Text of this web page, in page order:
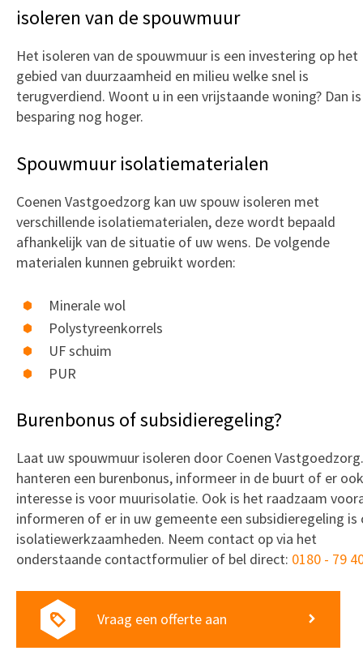
isoleren van de spouwmuur
Het isoleren van de spouwmuur is een investering op het
gebied van duurzaamheid en milieu welke snel is
terugverdiend. Woont u in een vrijstaande woning? Dan
besparing nog hoger.
Spouwmuur isolatiematerialen
Coenen Vastgoedzorg kan uw spouw isoleren met
verschillende isolatiematerialen, deze wordt bepaald
afhankelijk van de situatie of uw wens. De volgende
materialen kunnen gebruikt worden:
Minerale wol
Polystyreenkorrels
UF schuim
PUR
Burenbonus of subsidieregeling?
Laat uw spouwmuur isoleren door Coenen
hanteren een burenbonus, informeer in de buurt of er ook
interesse is voor muurisolatie. Ook is het raadzaam
informeren of er in uw gemeente een subsidieregeling is
isolatiewerkzaamheden. Neem contact op via het
onderstaande contactformulier of bel direct: 0180 - 79
Vraag een offerte aan